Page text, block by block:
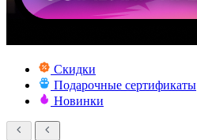
Скидки
Подарочные сертификаты
Новинки